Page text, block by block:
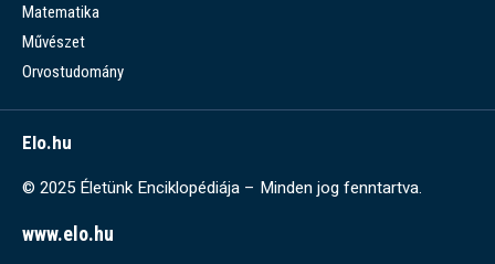
Matematika
Művészet
Orvostudomány
Elo.hu
© 2025 Életünk Enciklopédiája – Minden jog fenntartva.
www.elo.hu